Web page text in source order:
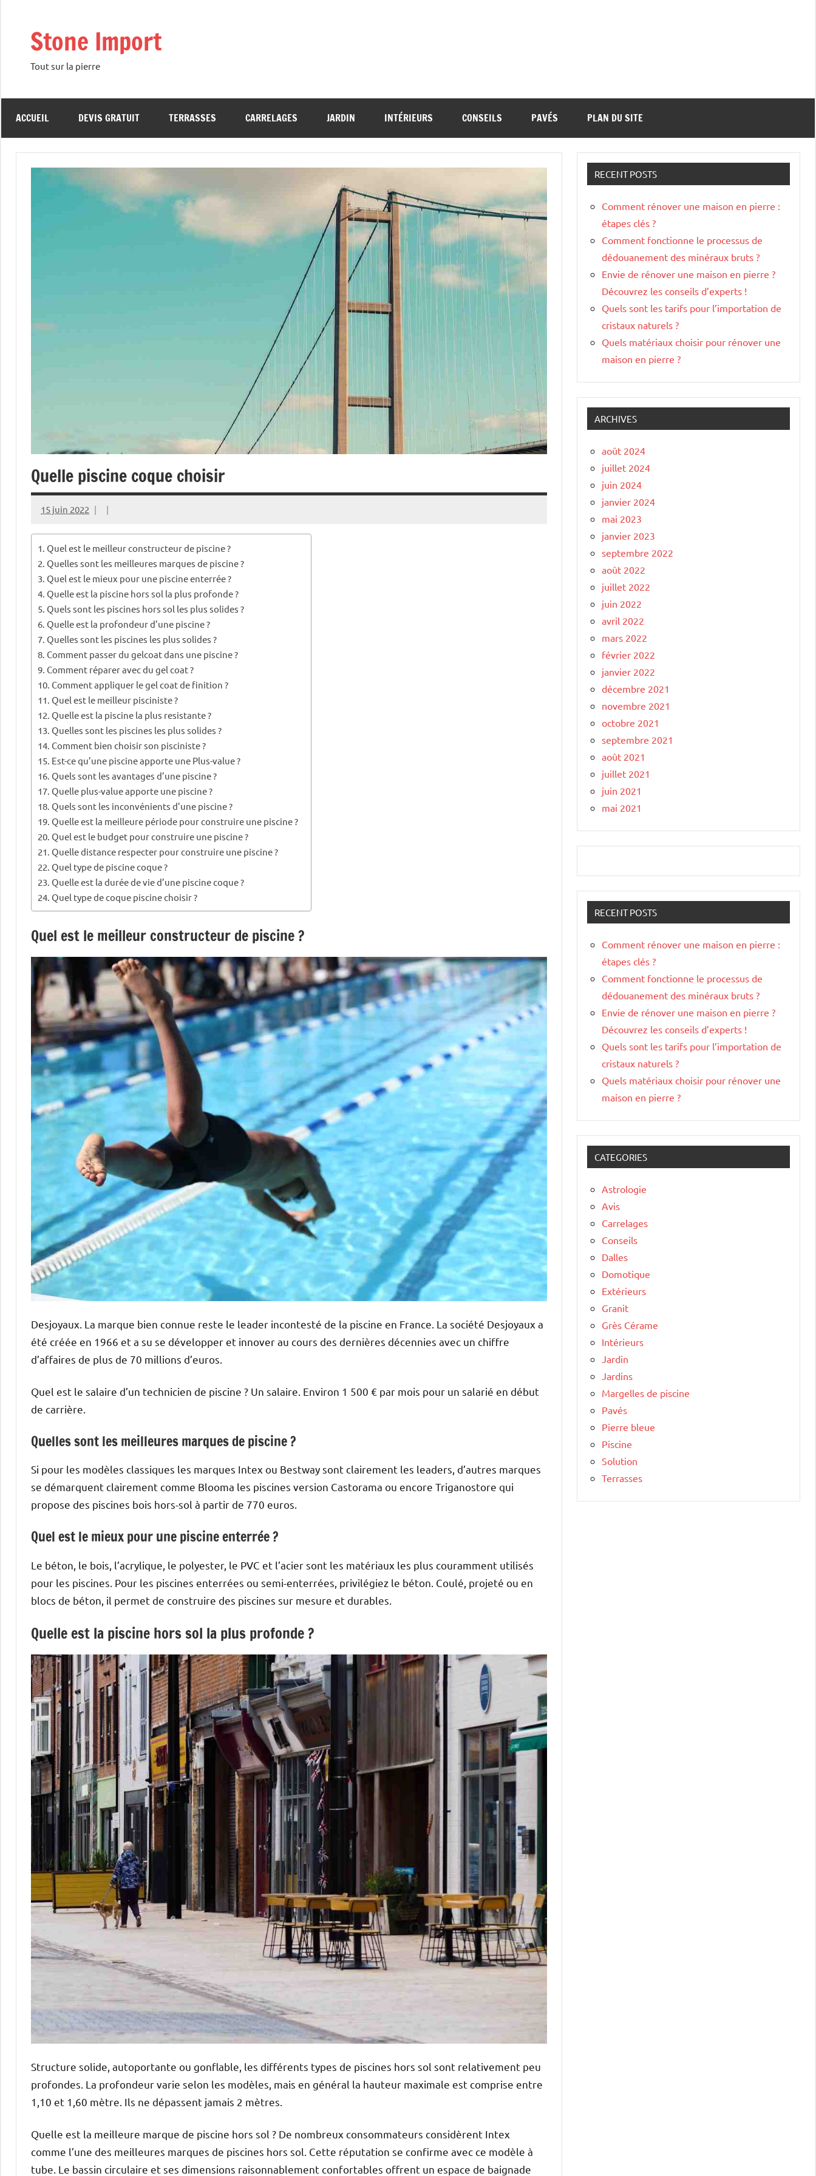
contenuStone Import
Tout sur la pierre
ACCUEIL DEVIS GRATUIT TERRASSES CARRELAGES JARDIN INTÉRIEURS CONSEILS PAVÉS PLAN DU SITE
Quelle piscine coque choisir
15 juin 2022
Quel est le meilleur constructeur de piscine ?
Quelles sont les meilleures marques de piscine ?
Quel est le mieux pour une piscine enterrée ?
Quelle est la piscine hors sol la plus profonde ?
Quels sont les piscines hors sol les plus solides ?
Quelle est la profondeur d’une piscine ?
Quelles sont les piscines les plus solides ?
Comment passer du gelcoat dans une piscine ?
Comment réparer avec du gel coat ?
Comment appliquer le gel coat de finition ?
Quel est le meilleur pisciniste ?
Quelle est la piscine la plus resistante ?
Quelles sont les piscines les plus solides ?
Comment bien choisir son pisciniste ?
Est-ce qu’une piscine apporte une Plus-value ?
Quels sont les avantages d’une piscine ?
Quelle plus-value apporte une piscine ?
Quels sont les inconvénients d’une piscine ?
Quelle est la meilleure période pour construire une piscine ?
Quel est le budget pour construire une piscine ?
Quelle distance respecter pour construire une piscine ?
Quel type de piscine coque ?
Quelle est la durée de vie d’une piscine coque ?
Quel type de coque piscine choisir ?
Quel est le meilleur constructeur de piscine ?
Desjoyaux. La marque bien connue reste le leader incontesté de la piscine en France. La société Desjoyaux a
été créée en 1966 et a su se développer et innover au cours des dernières décennies avec un chiffre
d’affaires de plus de 70 millions d’euros.
Quel est le salaire d’un technicien de piscine ? Un salaire. Environ 1 500 € par mois pour un salarié en début
de carrière.
Quelles sont les meilleures marques de piscine ?
Si pour les modèles classiques les marques Intex ou Bestway sont clairement les leaders, d’autres marques
se démarquent clairement comme Blooma les piscines version Castorama ou encore Triganostore qui
propose des piscines bois hors-sol à partir de 770 euros.
Quel est le mieux pour une piscine enterrée ?
Le béton, le bois, l’acrylique, le polyester, le PVC et l’acier sont les matériaux les plus couramment utilisés
pour les piscines. Pour les piscines enterrées ou semi-enterrées, privilégiez le béton. Coulé, projeté ou en
blocs de béton, il permet de construire des piscines sur mesure et durables.
Quelle est la piscine hors sol la plus profonde ?
Structure solide, autoportante ou gonflable, les différents types de piscines hors sol sont relativement peu
profondes. La profondeur varie selon les modèles, mais en général la hauteur maximale est comprise entre
1,10 et 1,60 mètre. Ils ne dépassent jamais 2 mètres.
Quelle est la meilleure marque de piscine hors sol ? De nombreux consommateurs considèrent Intex
comme l’une des meilleures marques de piscines hors sol. Cette réputation se confirme avec ce modèle à
tube. Le bassin circulaire et ses dimensions raisonnablement confortables offrent un espace de baignade
RECENT POSTS
Comment rénover une maison en pierre :
étapes clés ?
Comment fonctionne le processus de
dédouanement des minéraux bruts ?
Envie de rénover une maison en pierre ?
Découvrez les conseils d’experts !
Quels sont les tarifs pour l’importation de
cristaux naturels ?
Quels matériaux choisir pour rénover une
maison en pierre ?
ARCHIVES
août 2024
juillet 2024
juin 2024
janvier 2024
mai 2023
janvier 2023
septembre 2022
août 2022
juillet 2022
juin 2022
avril 2022
mars 2022
février 2022
janvier 2022
décembre 2021
novembre 2021
octobre 2021
septembre 2021
août 2021
juillet 2021
juin 2021
mai 2021
RECENT POSTS
Comment rénover une maison en pierre :
étapes clés ?
Comment fonctionne le processus de
dédouanement des minéraux bruts ?
Envie de rénover une maison en pierre ?
Découvrez les conseils d’experts !
Quels sont les tarifs pour l’importation de
cristaux naturels ?
Quels matériaux choisir pour rénover une
maison en pierre ?
CATEGORIES
Astrologie
Avis
Carrelages
Conseils
Dalles
Domotique
Extérieurs
Granit
Grès Cérame
Intérieurs
Jardin
Jardins
Margelles de piscine
Pavés
Pierre bleue
Piscine
Solution
Terrasses